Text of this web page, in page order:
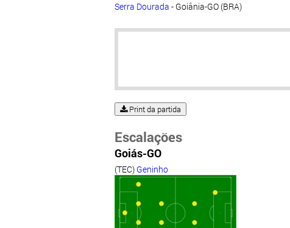
Serra Dourada - Goiânia-GO (BRA)
Print da partida
Escalações
Goiás-GO
(TEC) Geninho